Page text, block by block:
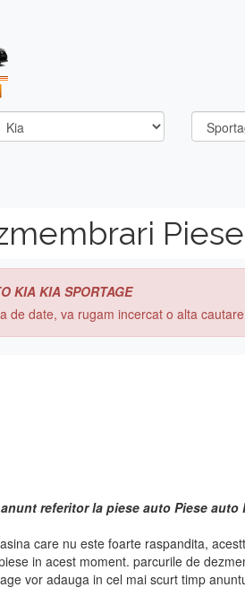
KIA KIA SPORTAGE
de date, va rugam incercat o alta
referitor la piese auto Piese auto
care nu este foarte raspandita,
in acest moment. parcurile de
vor adauga in cel mai scurt timp